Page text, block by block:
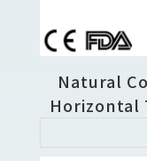
Natural
Horizontal